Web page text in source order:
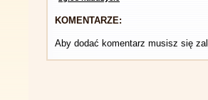
KOMENTARZE:
Aby dodać komentarz musisz się